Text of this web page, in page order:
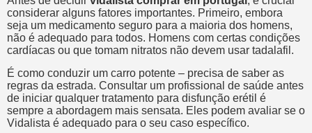
considerar alguns fatores importantes. Primeiro, embora
seja um medicamento seguro para a maioria dos homens,
não é adequado para todos. Homens com certas condições
cardíacas ou que tomam nitratos não devem usar tadalafil.
É como conduzir um carro potente – precisa de saber as
regras da estrada. Consultar um profissional de saúde antes
de iniciar qualquer tratamento para disfunção erétil é
sempre a abordagem mais sensata. Eles podem avaliar se o
Vidalista é adequado para o seu caso específico.